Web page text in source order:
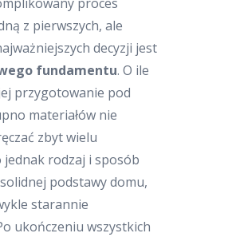
z pierwszych, ale
decyzji jest
fundamentu. O ile
przygotowanie pod
materiałów nie
zbyt wielu
rodzaj i sposób
podstawy domu,
starannie
ukończeniu wszystkich